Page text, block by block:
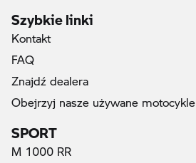
Szybkie linki
Kontakt
FAQ
Znajdź dealera
Obejrzyj nasze używane motocykle
SPORT
M 1000 RR